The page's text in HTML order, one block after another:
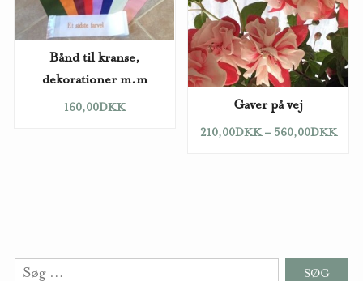
Bånd til kranse,
dekorationer m.m
160,00DKK Gaver på vej
210,00DKK– 560,00DKK
Søg